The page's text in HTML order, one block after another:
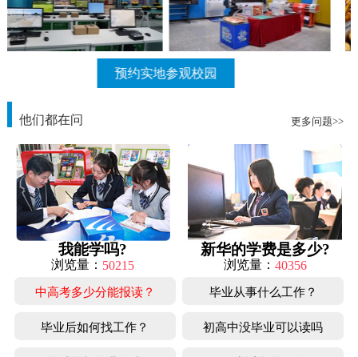
更多美食
他们都在问 更多问题>>
我能学吗?
浏览量： 50215
新华的学费是多少?
浏览量： 40356
中高考多少分能报读？ 毕业从事什么工作？
毕业后如何找工作？ 初高中没毕业可以读吗